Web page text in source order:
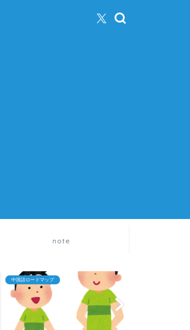
note
中国語ロードマップ